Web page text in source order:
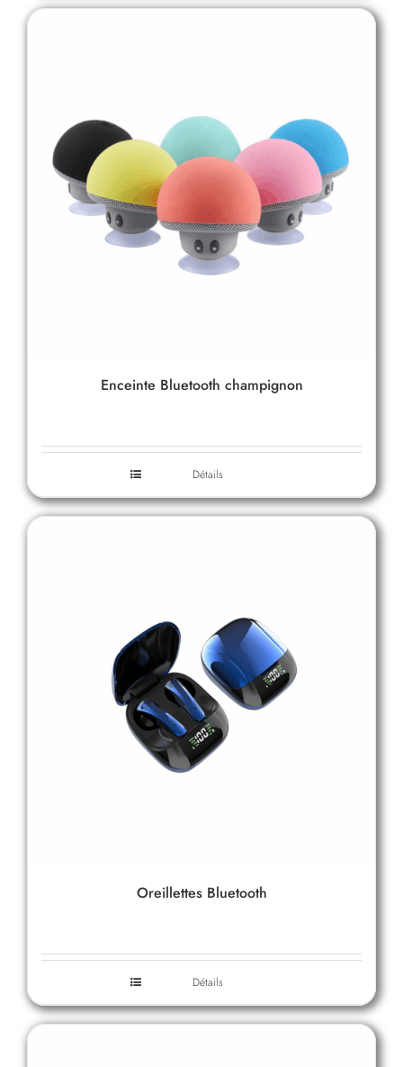
Enceinte Bluetooth champignon
Détails
Oreillettes Bluetooth
Détails